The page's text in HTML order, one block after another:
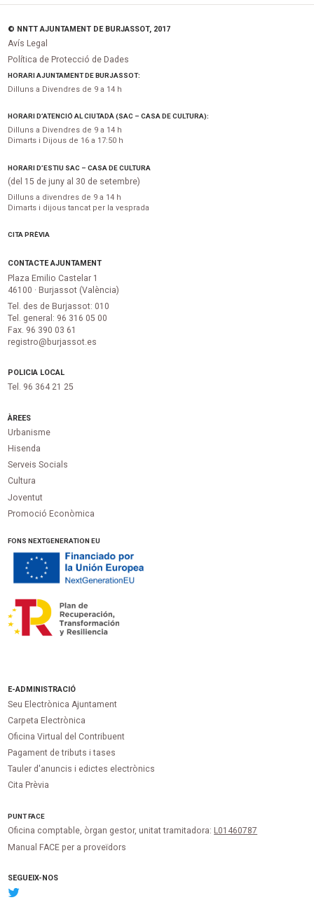
© NNTT AJUNTAMENT DE BURJASSOT, 2017
Avís Legal
Política de Protecció de Dades
HORARI AJUNTAMENT DE BURJASSOT:
Dilluns a Divendres de 9 a 14 h
HORARI D’ATENCIÓ AL CIUTADÀ (SAC – CASA DE CULTURA):
Dilluns a Divendres de 9 a 14 h
Dimarts i Dijous de 16 a 17:50 h
HORARI D’ESTIU SAC – CASA DE CULTURA
(del 15 de juny al 30 de setembre)
Dilluns a divendres de 9 a 14 h
Dimarts i dijous tancat per la vesprada
CITA PRÈVIA
CONTACTE AJUNTAMENT
Plaza Emilio Castelar 1
46100 · Burjassot (València)
Tel. des de Burjassot: 010
Tel. general: 96 316 05 00
Fax. 96 390 03 61
registro@burjassot.es
POLICIA LOCAL
Tel. 96 364 21 25
ÀREES
Urbanisme
Hisenda
Serveis Socials
Cultura
Joventut
Promoció Econòmica
FONS NEXTGENERATION EU
E-ADMINISTRACIÓ
Seu Electrònica Ajuntament
Carpeta Electrònica
Oficina Virtual del Contribuent
Pagament de tributs i tases
Tauler d'anuncis i edictes electrònics
Cita Prèvia
PUNT FACE
Oficina comptable, òrgan gestor, unitat tramitadora: L01460787
Manual FACE per a proveïdors
SEGUEIX-NOS